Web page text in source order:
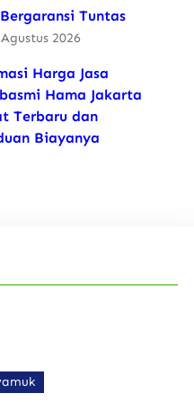
Tuntas
2026
Harga Jasa
Hama Jakarta
Terbaru dan
Biayanya